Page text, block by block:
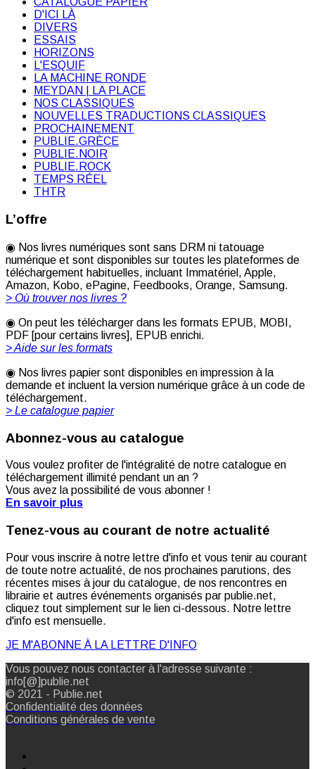
D'ICI LÀ
DIVERS
ESSAIS
HORIZONS
L'ESQUIF
LA MACHINE RONDE
MEYDAN | LA PLACE
NOS CLASSIQUES
NOUVELLES TRADUCTIONS CLASSIQUES
PROCHAINEMENT
PUBLIE.GRÈCE
PUBLIE.NOIR
PUBLIE.ROCK
TEMPS RÉEL
THTR
L’offre
◉ Nos livres numériques sont sans DRM ni tatouage
numérique et sont disponibles sur toutes les plateformes de
téléchargement habituelles, incluant Immatériel, Apple,
Amazon, Kobo, ePagine, Feedbooks, Orange, Samsung.
> Où trouver nos livres ?
◉ On peut les télécharger dans les formats EPUB, MOBI,
PDF [pour certains livres], EPUB enrichi.
> Aide sur les formats
◉ Nos livres papier sont disponibles en impression à la
demande et incluent la version numérique grâce à un code de
téléchargement.
> Le catalogue papier
Abonnez-vous au catalogue
Vous voulez profiter de l'intégralité de notre catalogue en
téléchargement illimité pendant un an ?
Vous avez la possibilité de vous abonner !
En savoir plus
Tenez-vous au courant de notre actualité
Pour vous inscrire à notre lettre d'info et vous tenir au courant
de toute notre actualité, de nos prochaines parutions, des
récentes mises à jour du catalogue, de nos rencontres en
librairie et autres événements organisés par publie.net,
cliquez tout simplement sur le lien ci-dessous. Notre lettre
d'info est mensuelle.
JE M'ABONNE À LA LETTRE D'INFO
Vous pouvez nous contacter à l'adresse suivante :
info[@]publie.net
© 2021 - Publie.net
Confidentialité des données
Conditions générales de vente